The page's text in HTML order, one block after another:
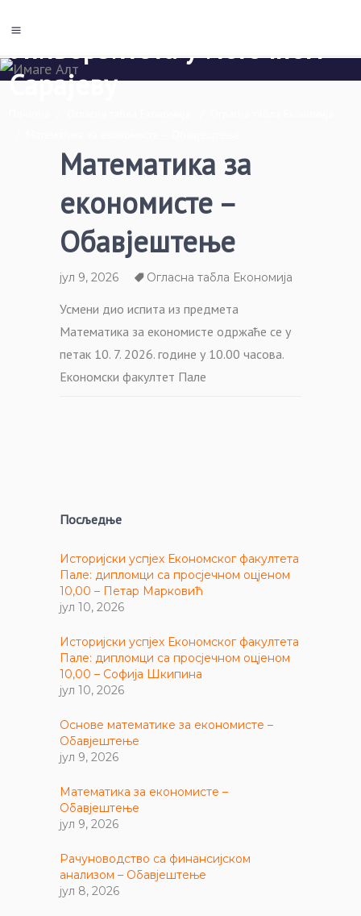
Сарајеву
Математика за
економисте –
Обавјештење
јул 9, 2026 Огласна табла Економија
Усмени дио испита из предмета
Математика за економисте одржаће се у
петак 10. 7. 2026. године у 10.00 часова.
Економски факултет Пале
Посљедње
Историјски успјех Економског факултета
Пале: дипломци са просјечном оцјеном
10,00 – Петар Марковић
јул 10, 2026
Историјски успјех Економског факултета
Пале: дипломци са просјечном оцјеном
10,00 – Софија Шкипина
јул 10, 2026
Основе математике за економисте –
Обавјештење
јул 9, 2026
Математика за економисте –
Обавјештење
јул 9, 2026
Рачуноводство са финансијском
анализом – Обавјештење
јул 8, 2026